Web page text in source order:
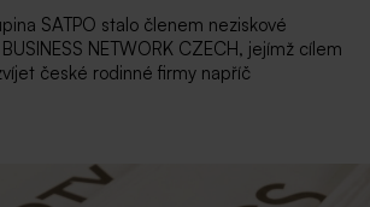
SATPO stalo členem neziskové
NETWORK CZECH, jejímž cílem
české rodinné firmy napříč